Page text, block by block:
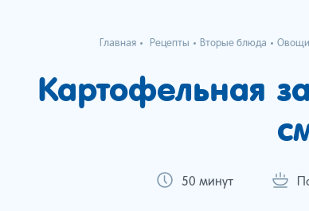
Главная Рецепты Вторые блюда Овощи
Картофельная
50 минут